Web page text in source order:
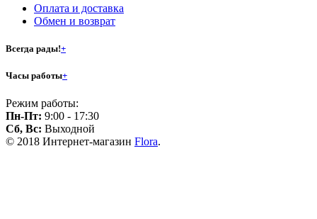
Оплата и доставка
Обмен и возврат
Всегда рады!+
Часы работы+
Режим работы:
Пн-Пт: 9:00 - 17:30
Сб, Вс: Выходной
© 2018 Интернет-магазин Flora.